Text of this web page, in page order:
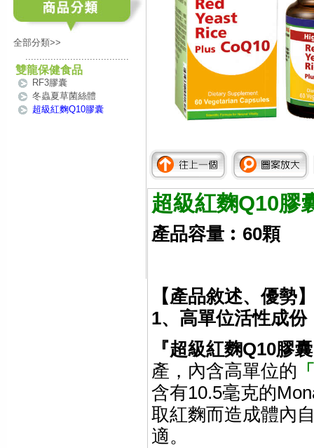
全部分類>>
.....................................
雙龍保健食品
RF3膠囊
冬蟲夏草菌絲體
超級紅麴Q10膠囊
超級紅麴Q10膠
產品容量︰ 60顆
【產品敘述、優勢
1、高單位活性成份
『超級紅麴Q10膠
產，內含高單位的
含有10.5毫克的
取紅麴而造成體內
適。